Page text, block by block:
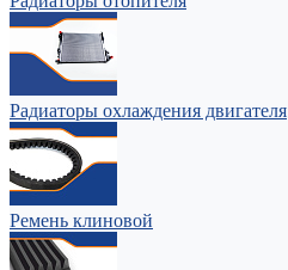
Радиаторы охлаждения двигателя
Ремень клиновой